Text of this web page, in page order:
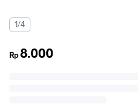
1/4
Rp 8.000